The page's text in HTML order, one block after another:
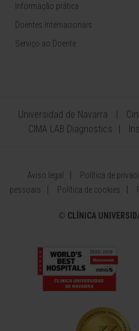
Informação prática
Doentes Internacionais
Serviço ao Doente
Universidad de Navarra
CIMA LAB Diagnostics
Aviso legal Política de
pessoais
Política de cookies
© CLÍNICA